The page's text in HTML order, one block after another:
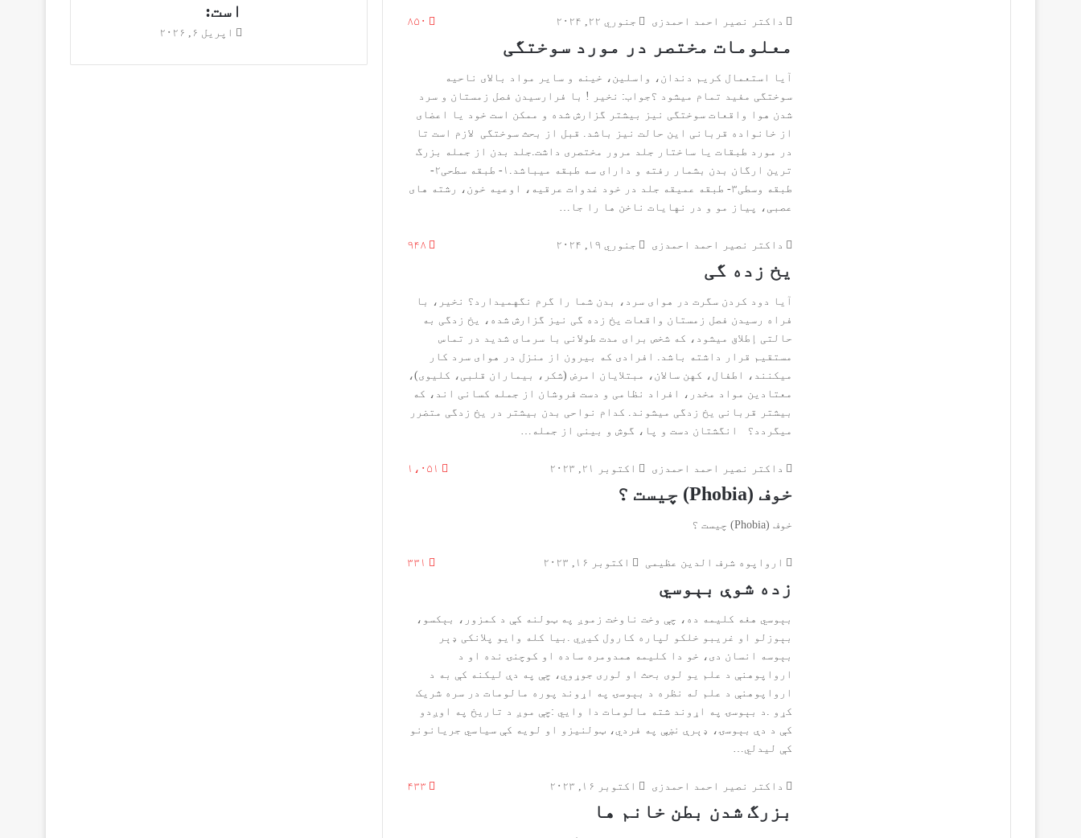
داکتر نصیر احمد احمدزی جنوري ۲۲, ۲۰۲۴ ۸۵۰
معلومات مختصر در مورد سوختگی
آیا استعمال کریم دندان، واسلین، خینه و سایر مواد بالای ناحیه
سوختگی مفید تمام میشود ؟جواب: نخیر ! با فرارسیدن فصل زمستان و سرد
شدن هوا واقعات سوختگی نیز بیشتر گزارش شده و ممکن است خود یا اعضای
از خانواده قربانی این حالت نیز باشد. قبل از بحث سوختگی لازم است تا
در مورد طبقات یا ساختار جلد مرور مختصری داشت.جلد بدن از جمله بزرگ
ترین ارگان بدن بشمار رفته و دارای سه طبقه میباشد.۱- طبقه سطحی۲-
طبقه وسطی۳- طبقه عمیقه جلد در خود غدوات عرقیه، اوعیه خون، رشته های
عصبی، پياز مو و در نهایات ناخن ها را جا…
داکتر نصیر احمد احمدزی جنوري ۱۹, ۲۰۲۴ ۹۴۸
یخ زده گی
آیا دود کردن سگرت در هوای سرد، بدن شما را گرم نگهمیدارد؟ نخیر، با
فراه رسیدن فصل زمستان واقعات یخ زده گی نیز گزارش شده، یخ زدگی به
حالتی إطلاق میشود، که شخص برای مدت طولانی با سرمای شدید در تماس
مستقیم قرار داشته باشد. افرادی که بیرون از منزل در هوای سرد کار
میکنند، اطفال، کهن سالان، مبتلایان امرض (شکر، بیماران قلبی، کلیوی)،
معتادین مواد مخدر، افراد نظامی و دست فروشان از جمله کسانی اند، که
بیشتر قربانی یخ زدگی میشوند. کدام نواحی بدن بیشتر در یخ زدگی متضرر
میگردد؟ انگشتان دست و پا، گوش و بینی از جمله…
داکتر نصیر احمد احمدزی اکتوبر ۲۱, ۲۰۲۳ ۱،۰۵۱
خوف (Phobia) چیست ؟
خوف (Phobia) چیست ؟
ارواپوه شرف الدین عظیمی اکتوبر ۱۶, ۲۰۲۳ ۳۳۱
زده شوې بېوسي
‬کې‭ ‬لیدلي‭…
داکتر نصیر احمد احمدزی اکتوبر ۱۶, ۲۰۲۳ ۴۳۳
بزرگ‭ ‬شدن‭ ‬بطن‭ ‬خانم‭ ‬ها
است:
اپریل ۶, ۲۰۲۶